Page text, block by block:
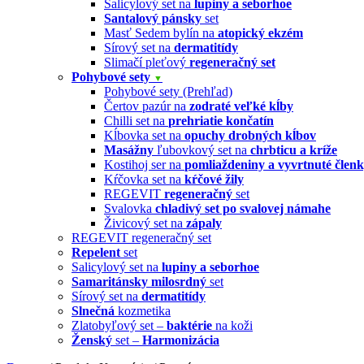
Salicylový set na lupiny a seborhoe
Santalový pánsky set
Masť Sedem bylín na atopický ekzém
Sírový set na dermatitídy
Slimačí pleťový regeneračný set
Pohybové sety ▼
Pohybové sety (Prehľad)
Čertov pazúr na zodraté veľké kĺby
Chilli set na prehriatie končatín
Kĺbovka set na opuchy drobných kĺbov
Masážny ľubovkový set na chrbticu a kríže
Kostihoj ser na pomliaždeniny a vyvrtnuté
Kŕčovka set na kŕčové žily
REGEVIT regeneračný set
Svalovka chladivý set po svalovej námahe
Živicový set na zápaly
REGEVIT regeneračný set
Repelent set
Salicylový set na lupiny a seborhoe
Samaritánsky milosrdný set
Sírový set na dermatitídy
Slnečná kozmetika
Zlatobyľový set – baktérie na koži
Ženský set – Harmonizácia